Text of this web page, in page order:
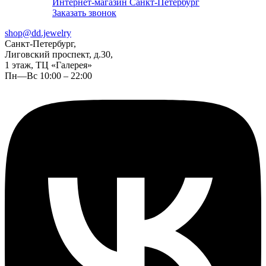
Интернет-магазин Санкт-Петербург
Заказать звонок
shop@dd.jewelry
Санкт-Петербург,
Лиговский проспект, д.30,
1 этаж, ТЦ «Галерея»
Пн—Вс 10:00 – 22:00